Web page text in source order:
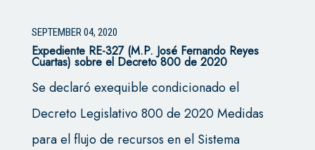
SEPTEMBER 04, 2020
Expediente RE-327 (M.P. José Fernando Reyes
Cuartas) sobre el Decreto 800 de 2020
Se declaró exequible condicionado el
Decreto Legislativo 800 de 2020 Medidas
para el flujo de recursos en el Sistema